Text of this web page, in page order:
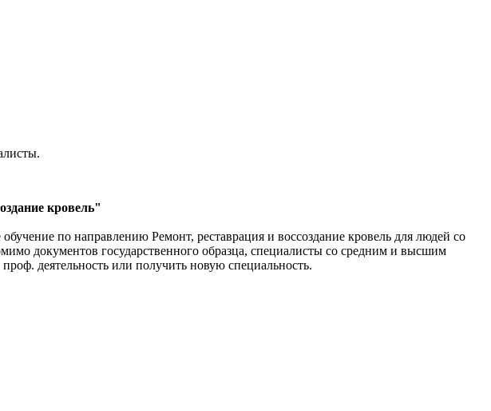
кровель"
по направлению Ремонт, реставрация и воссоздание кровель для людей со
документов государственного образца, специалисты со средним и высшим
деятельность или получить новую специальность.